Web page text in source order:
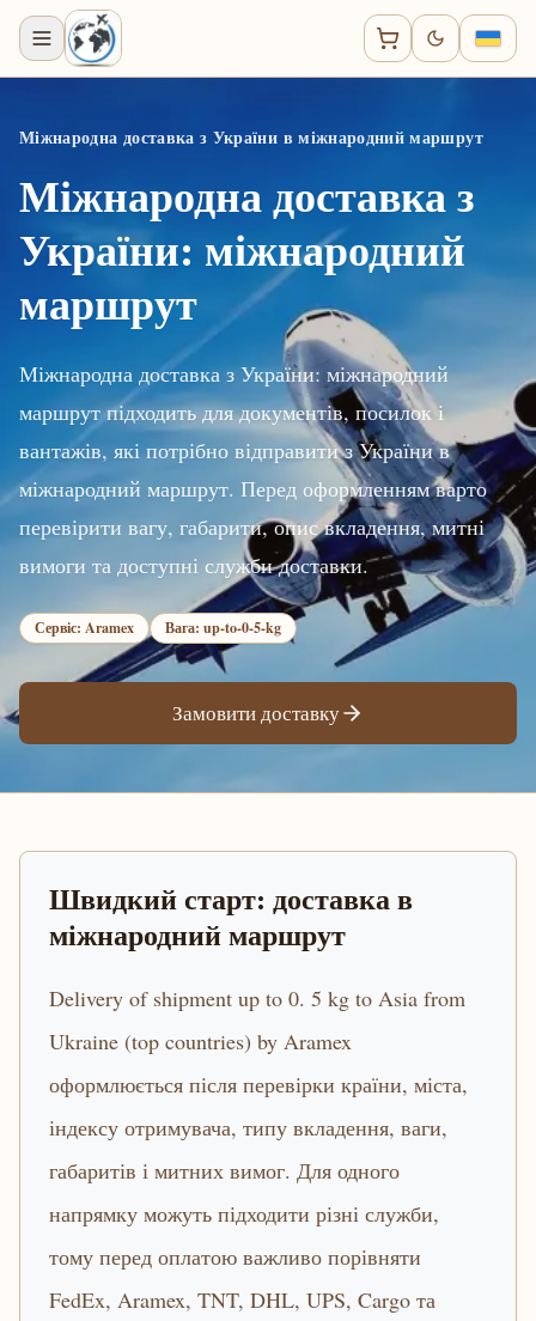
Міжнародна доставка з України в міжнародний маршрут
Міжнародна доставка з
України: міжнародний
маршрут
Міжнародна доставка з України: міжнародний
маршрут підходить для документів, посилок і
вантажів, які потрібно відправити з України в
міжнародний маршрут. Перед оформленням варто
перевірити вагу, габарити, опис вкладення, митні
вимоги та доступні служби доставки.
Сервіс: Aramex Вага: up-to-0-5-kg
Замовити доставку
Швидкий старт: доставка в
міжнародний маршрут
Delivery of shipment up to 0. 5 kg to Asia from
Ukraine (top countries) by Aramex
оформлюється після перевірки країни, міста,
індексу отримувача, типу вкладення, ваги,
габаритів і митних вимог. Для одного
напрямку можуть підходити різні служби,
тому перед оплатою важливо порівняти
FedEx, Aramex, TNT, DHL, UPS, Cargo та